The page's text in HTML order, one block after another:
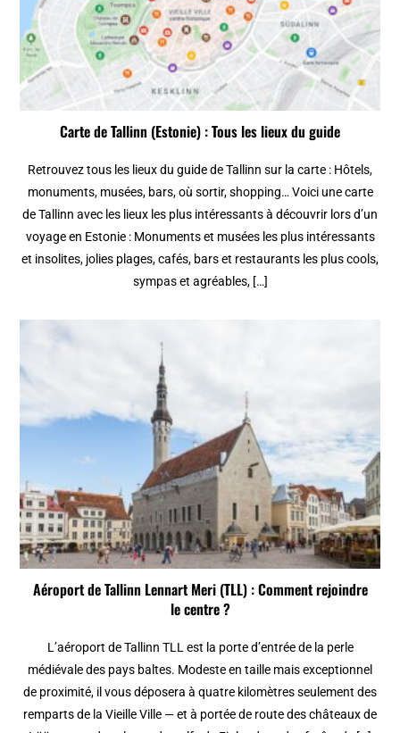
Carte de Tallinn (Estonie) : Tous les lieux du guide
Retrouvez tous les lieux du guide de Tallinn sur la carte : Hôtels,
monuments, musées, bars, où sortir, shopping… Voici une carte
de Tallinn avec les lieux les plus intéressants à découvrir lors d’un
voyage en Estonie : Monuments et musées les plus intéressants
et insolites, jolies plages, cafés, bars et restaurants les plus cools,
sympas et agréables, […]
Aéroport de Tallinn Lennart Meri (TLL) : Comment rejoindre
le centre ?
L’aéroport de Tallinn TLL est la porte d’entrée de la perle
médiévale des pays baltes. Modeste en taille mais exceptionnel
de proximité, il vous déposera à quatre kilomètres seulement des
remparts de la Vieille Ville — et à portée de route des châteaux de